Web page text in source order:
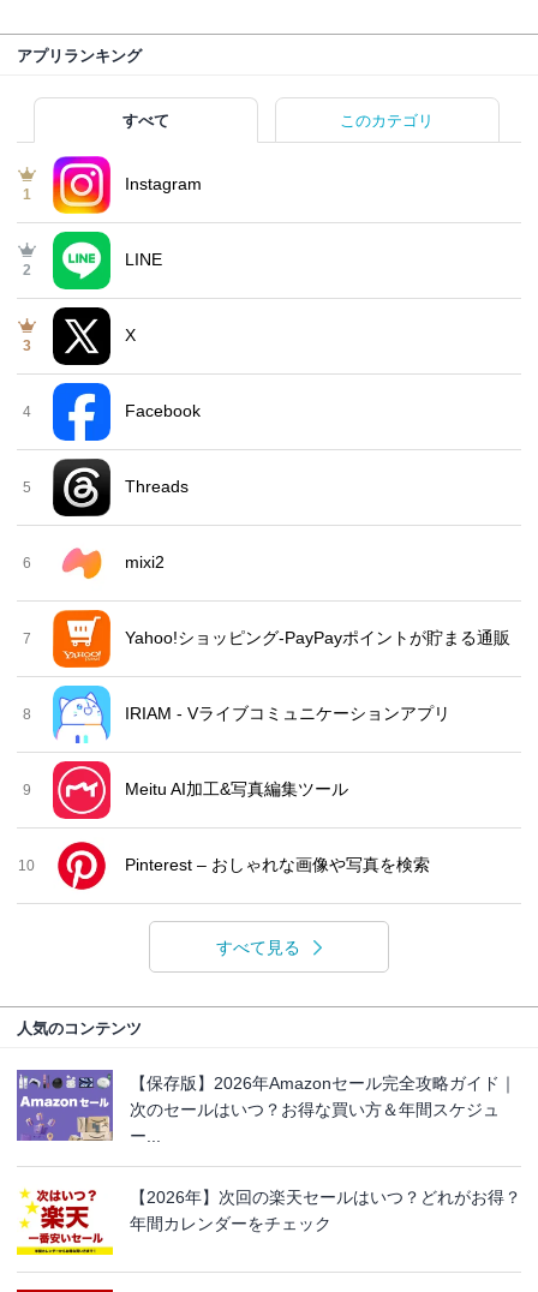
アプリランキング
すべて このカテゴリ
1
Instagram
2
LINE
3
X
4 Facebook
5 Threads
6 mixi2
7 Yahoo!ショッピング-PayPayポイントが貯まる通販
8 IRIAM - Vライブコミュニケーションアプリ
9 Meitu AI加工&写真編集ツール
10 Pinterest – おしゃれな画像や写真を検索
すべて見る
人気のコンテンツ
【保存版】2026年Amazonセール完全攻略ガイド｜
次のセールはいつ？お得な買い方＆年間スケジュ
ー...
【2026年】次回の楽天セールはいつ？どれがお得？
年間カレンダーをチェック